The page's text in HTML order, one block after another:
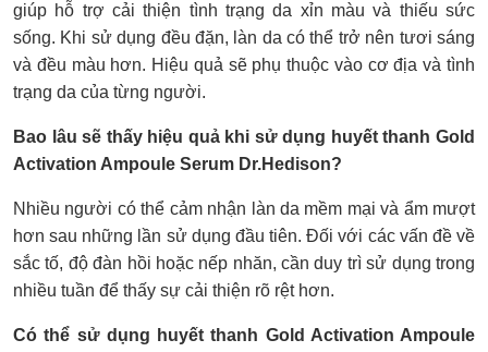
giúp hỗ trợ cải thiện tình trạng da xỉn màu và thiếu sức
sống. Khi sử dụng đều đặn, làn da có thể trở nên tươi sáng
và đều màu hơn. Hiệu quả sẽ phụ thuộc vào cơ địa và tình
trạng da của từng người.
Bao lâu sẽ thấy hiệu quả khi sử dụng huyết thanh Gold
Activation Ampoule Serum Dr.Hedison?
Nhiều người có thể cảm nhận làn da mềm mại và ẩm mượt
hơn sau những lần sử dụng đầu tiên. Đối với các vấn đề về
sắc tố, độ đàn hồi hoặc nếp nhăn, cần duy trì sử dụng trong
nhiều tuần để thấy sự cải thiện rõ rệt hơn.
Có thể sử dụng huyết thanh Gold Activation Ampoule